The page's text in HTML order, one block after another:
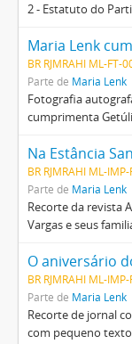
2 - Estatuto do
Maria Lenk
BR RJMRAHI ML-FT-
Parte de Maria Lenk
Fotografia
cumprimenta
Na Estância
BR RJMRAHI ML-IMP-
Parte de Maria Lenk
Recorte da revista
Vargas e seus
BR RJMRAHI ML-
Parte de Maria Lenk
Recorte de jornal
com pequeno